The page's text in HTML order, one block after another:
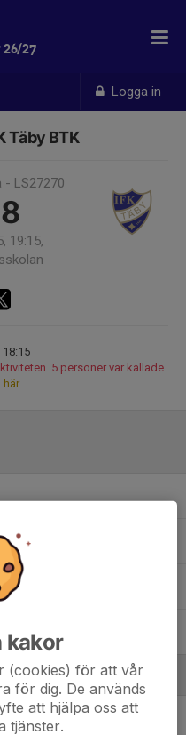
Logga in
26/27
Täby BTK
- LS27270
19:15,
5 personer var kallade.
här
kakor
(cookies) för att vår
för dig. De används
att hjälpa oss att
tjänster.